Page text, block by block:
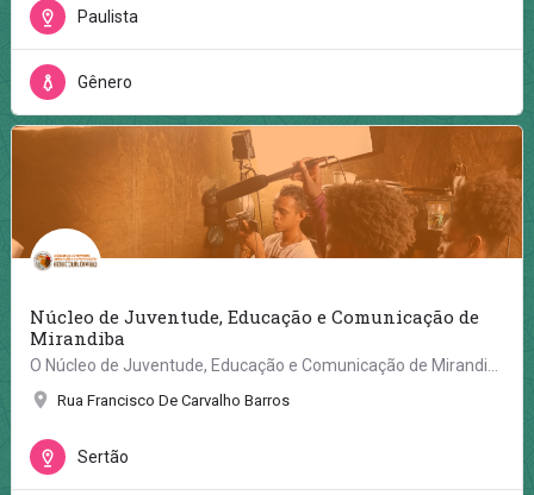
Paulista
Gênero
Núcleo de Juventude, Educação e Comunicação de
Mirandiba
Rua Francisco De Carvalho Barros
Sertão